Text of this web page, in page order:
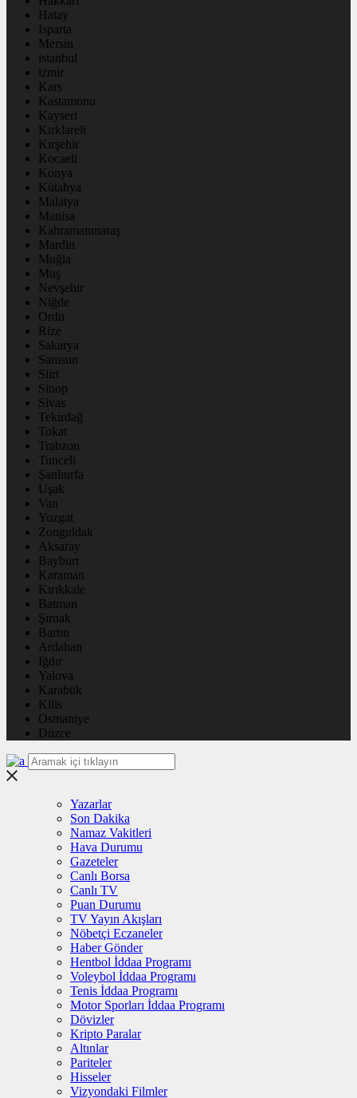
Hatay
Isparta
Mersin
istanbul
izmir
Kars
Kastamonu
Kayseri
Kırklareli
Kırşehir
Kocaeli
Konya
Kütahya
Malatya
Manisa
Kahramanmaraş
Mardin
Muğla
Muş
Nevşehir
Niğde
Ordu
Rize
Sakarya
Samsun
Siirt
Sinop
Sivas
Tekirdağ
Tokat
Trabzon
Tunceli
Şanlıurfa
Uşak
Van
Yozgat
Zonguldak
Aksaray
Bayburt
Karaman
Kırıkkale
Batman
Şırnak
Bartın
Ardahan
Iğdır
Yalova
Karabük
Kilis
Osmaniye
Düzce
Yazarlar
Son Dakika
Namaz Vakitleri
Hava Durumu
Gazeteler
Canlı Borsa
Canlı TV
Puan Durumu
TV Yayın Akışları
Nöbetçi Eczaneler
Haber Gönder
Hentbol İddaa Programı
Voleybol İddaa Programı
Tenis İddaa Programı
Motor Sporları İddaa Programı
Dövizler
Kripto Paralar
Altınlar
Pariteler
Hisseler
Vizyondaki Filmler